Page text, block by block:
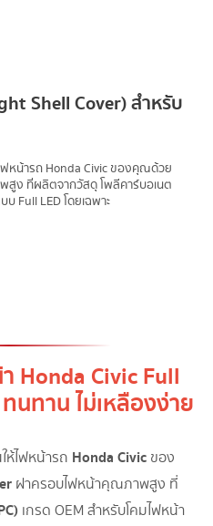
Shell Cover) สำหรับ
ฟหน้ารถ Honda Civic ของคุณด้วย
สูง ที่ผลิตจากวัสดุ โพลีคาร์บอเนต
บ Full LED โดยเฉพาะ
Honda Civic Full
ทนทาน ไม่เหลืองง่าย
ห้ไฟหน้ารถ Honda Civic ของ
ฝาครอบไฟหน้าคุณภาพสูง ที่
เกรด OEM สำหรับโคมไฟหน้า